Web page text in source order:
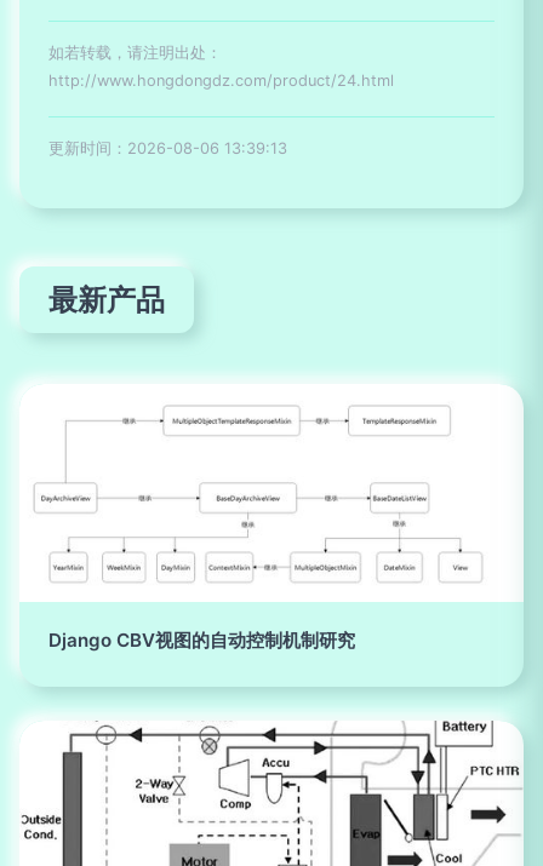
如若转载，请注明出处：
http://www.hongdongdz.com/product/24.html
更新时间：2026-08-06 13:39:13
最新产品
Django CBV视图的自动控制机制研究